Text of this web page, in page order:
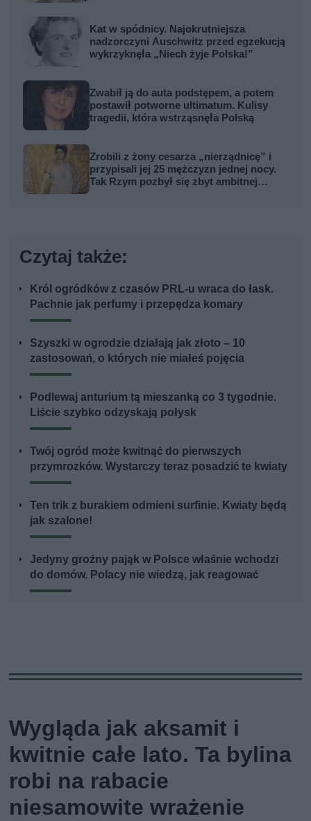
Kat w spódnicy. Najokrutniejsza
nadzorczyni Auschwitz przed egzekucją
wykrzyknęła „Niech żyje Polska!”
Zwabił ją do auta podstępem, a potem
postawił potworne ultimatum. Kulisy
tragedii, która wstrząsnęła Polską
Zrobili z żony cesarza „nierządnicę” i
przypisali jej 25 mężczyzn jednej nocy.
Tak Rzym pozbył się zbyt ambitnej
Czytaj także:
Król ogródków z czasów PRL-u wraca do łask.
Pachnie jak perfumy i przepędza komary
Szyszki w ogrodzie działają jak złoto – 10
zastosowań, o których nie miałeś pojęcia
Podlewaj anturium tą mieszanką co 3 tygodnie.
Liście szybko odzyskają połysk
Twój ogród może kwitnąć do pierwszych
przymrozków. Wystarczy teraz posadzić te kwiaty
Ten trik z burakiem odmieni surfinie. Kwiaty będą
jak szalone!
Jedyny groźny pająk w Polsce właśnie wchodzi
do domów. Polacy nie wiedzą, jak reagować
Wygląda jak aksamit i
kwitnie całe lato. Ta bylina
robi na rabacie
niesamowite wrażenie